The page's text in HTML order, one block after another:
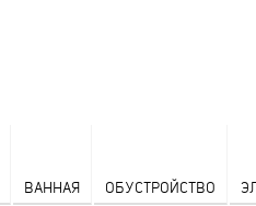
ВАННАЯ ОБУСТРОЙСТВО